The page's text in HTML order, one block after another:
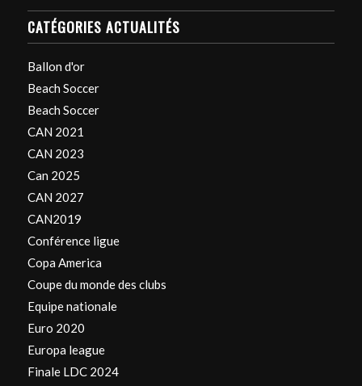
CATÉGORIES ACTUALITÉS
Ballon d'or
Beach Soccer
Beach Soccer
CAN 2021
CAN 2023
Can 2025
CAN 2027
CAN2019
Conférence ligue
Copa America
Coupe du monde des clubs
Equipe nationale
Euro 2020
Europa league
Finale LDC 2024